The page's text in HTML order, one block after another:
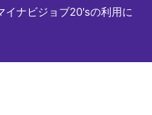
イナビジョブ20'sの利用に